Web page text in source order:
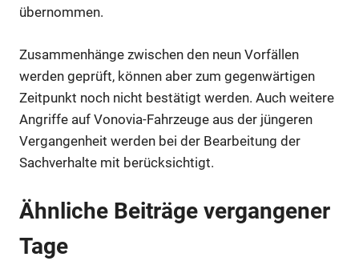
Anzeige
übernommen.
Zusammenhänge zwischen den neun Vorfällen
werden geprüft, können aber zum gegenwärtigen
Zeitpunkt noch nicht bestätigt werden. Auch weitere
Angriffe auf Vonovia-Fahrzeuge aus der jüngeren
Vergangenheit werden bei der Bearbeitung der
Sachverhalte mit berücksichtigt.
Ähnliche Beiträge vergangener
Tage